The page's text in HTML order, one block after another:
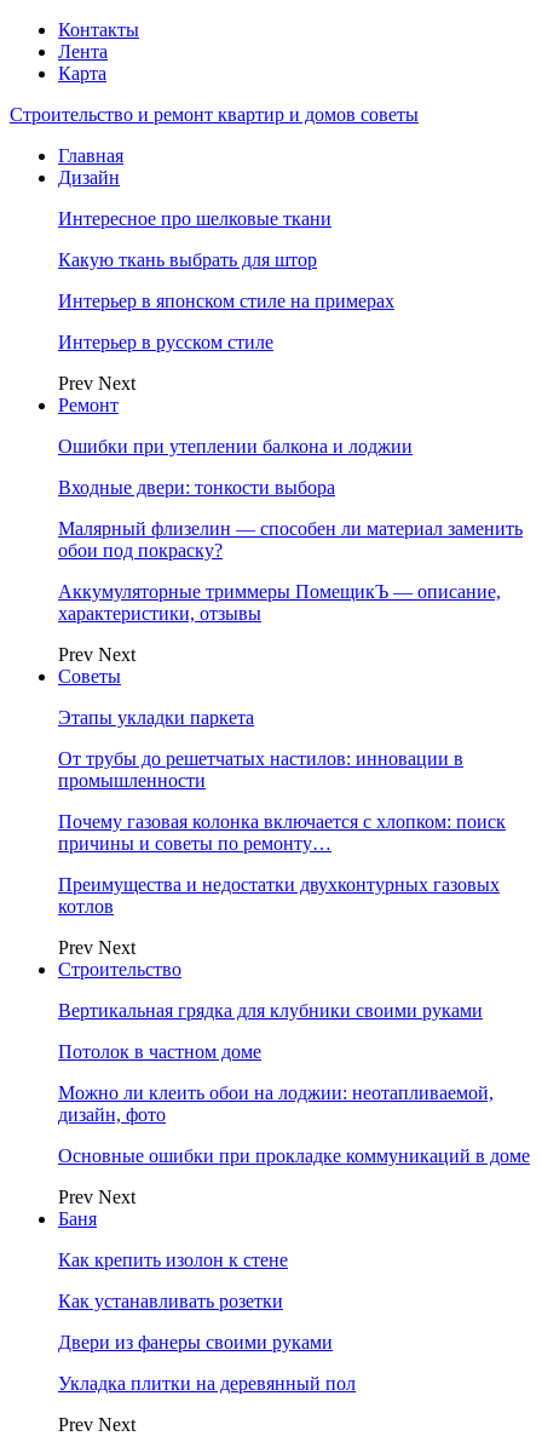
Контакты
Лента
Карта
Строительство и ремонт квартир и домов советы
Главная
Дизайн
Интересное про шелковые ткани
Какую ткань выбрать для штор
Интерьер в японском стиле на примерах
Интерьер в русском стиле
Prev Next
Ремонт
Ошибки при утеплении балкона и лоджии
Входные двери: тонкости выбора
Малярный флизелин — способен ли материал заменить
обои под покраску?
Аккумуляторные триммеры ПомещикЪ — описание,
характеристики, отзывы
Prev Next
Советы
Этапы укладки паркета
От трубы до решетчатых настилов: инновации в
промышленности
Почему газовая колонка включается с хлопком: поиск
причины и советы по ремонту…
Преимущества и недостатки двухконтурных газовых
котлов
Prev Next
Строительство
Вертикальная грядка для клубники своими руками
Потолок в частном доме
Можно ли клеить обои на лоджии: неотапливаемой,
дизайн, фото
Основные ошибки при прокладке коммуникаций в доме
Prev Next
Баня
Как крепить изолон к стене
Как устанавливать розетки
Двери из фанеры своими руками
Укладка плитки на деревянный пол
Prev Next